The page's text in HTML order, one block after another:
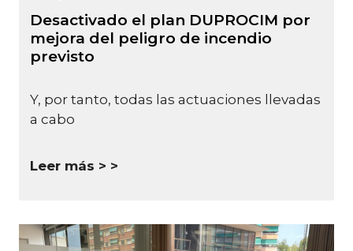
Desactivado el plan DUPROCIM por
mejora del peligro de incendio
previsto
Y, por tanto, todas las actuaciones llevadas
a cabo
Leer más >